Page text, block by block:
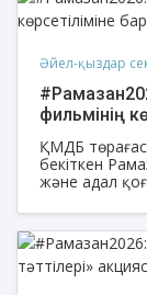
Әйел-қыздар
фильмінің
ҚМДБ
бекіткен
және адал
қырандары»